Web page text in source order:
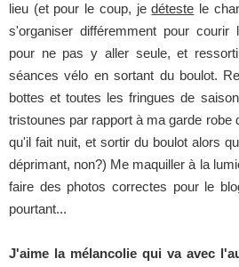
lieu (et pour le coup, jedéteste le
s'organiser différemment pour
pour ne pas y aller seule, et
séances vélo en sortant du boulot.
bottes et toutes les fringues de
tristounes par rapport à ma garde robe
qu'il fait nuit, et sortir du boulot alors
déprimant, non?) Me maquiller à la
faire des photos correctes pour le
pourtant...
J'aime la mélancolie qui va avec